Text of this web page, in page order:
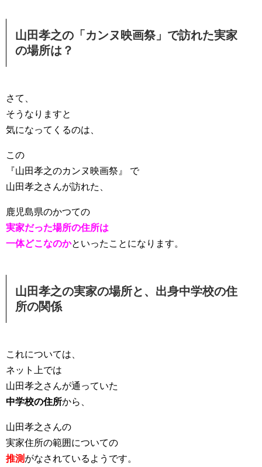
山田孝之の「カンヌ映画祭」で訪れた実家
の場所は？
さて、
そうなりますと
気になってくるのは、
この
『山田孝之のカンヌ映画祭』 で
山田孝之さんが訪れた、
鹿児島県のかつての
実家だった場所の住所は
一体どこなのかといったことになります。
山田孝之の実家の場所と、出身中学校の住
所の関係
これについては、
ネット上では
山田孝之さんが通っていた
中学校の住所から、
山田孝之さんの
実家住所の範囲についての
推測 がなされているようです。